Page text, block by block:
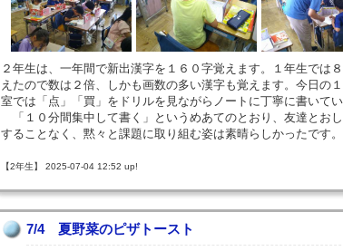
２年生は、一年間で新出漢字を１６０字覚えます。１年生では
えたので数は２倍、しかも画数の多い漢字も覚えます。今日の
室では「点」「買」をドリルを見ながらノートに丁寧に書いてい
「１０分間集中して書く」というめあてのとおり、友達とお
することなく、黙々と課題に取り組む姿は素晴らしかったです。
【2年生】 2025-07-04 12:52 up!
7/4 夏野菜のピザトースト